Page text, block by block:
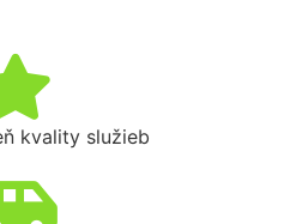
kvality služieb